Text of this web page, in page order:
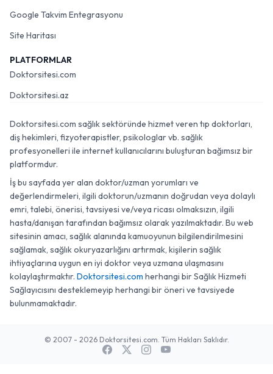
Google Takvim Entegrasyonu
Site Haritası
PLATFORMLAR
Doktorsitesi.com
Doktorsitesi.az
Doktorsitesi.com sağlık sektöründe hizmet veren tıp doktorları,
diş hekimleri, fizyoterapistler, psikologlar vb. sağlık
profesyonelleri ile internet kullanıcılarını buluşturan bağımsız bir
platformdur.
İş bu sayfada yer alan doktor/uzman yorumları ve
değerlendirmeleri, ilgili doktorun/uzmanın doğrudan veya dolaylı
emri, talebi, önerisi, tavsiyesi ve/veya ricası olmaksızın, ilgili
hasta/danışan tarafından bağımsız olarak yazılmaktadır. Bu web
sitesinin amacı, sağlık alanında kamuoyunun bilgilendirilmesini
sağlamak, sağlık okuryazarlığını artırmak, kişilerin sağlık
ihtiyaçlarına uygun en iyi doktor veya uzmana ulaşmasını
kolaylaştırmaktır. Doktorsitesi.com herhangi bir Sağlık Hizmeti
Sağlayıcısını desteklemeyip herhangi bir öneri ve tavsiyede
bulunmamaktadır.
© 2007 - 2026 Doktorsitesi.com. Tüm Hakları Saklıdır.